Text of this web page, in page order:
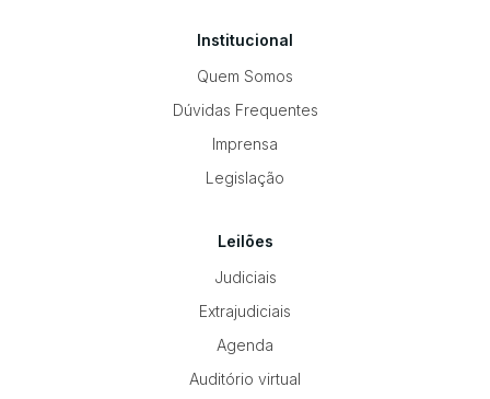
Institucional
Quem Somos
Dúvidas Frequentes
Imprensa
Legislação
Leilões
Judiciais
Extrajudiciais
Agenda
Auditório virtual